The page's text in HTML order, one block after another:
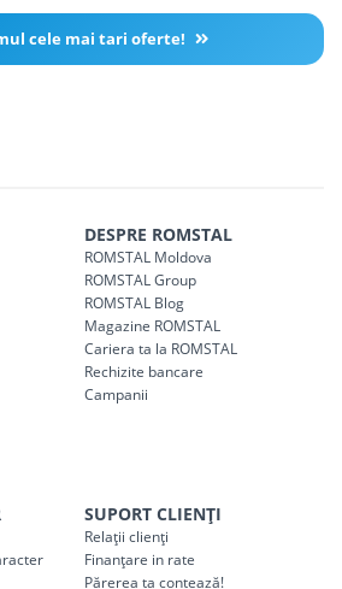
cele mai tari oferte!
DESPRE ROMSTAL
ROMSTAL Moldova
ROMSTAL Group
ROMSTAL Blog
Magazine ROMSTAL
Cariera ta la ROMSTAL
Rechizite bancare
Campanii
SUPORT CLIENȚI
Relații clienți
Finanțare in rate
Părerea ta contează!